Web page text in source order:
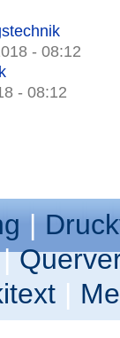
- 08:12
- 08:12
|
| M